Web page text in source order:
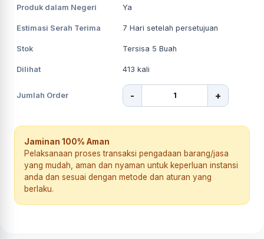
Produk dalam Negeri Ya
Estimasi Serah Terima 7 Hari setelah persetujuan
Stok Tersisa 5 Buah
Dilihat 413 kali
Jumlah Order - +
Jaminan 100% Aman
Pelaksanaan proses transaksi pengadaan barang/jasa
yang mudah, aman dan nyaman untuk keperluan instansi
anda dan sesuai dengan metode dan aturan yang
berlaku.